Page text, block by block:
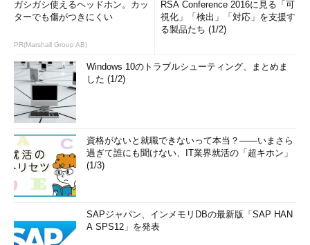
ガシガシ使えるヘッドホン。カッ
ターでも傷がつきにくい
PR(Marshall Group AB)
RSA Conference 2016に見る「可
視化」「検出」「対応」を支援す
る製品たち (1/2)
Windows 10のトラブルシューティング、まとめま
した (1/2)
資格がないと就職できないって本当？――いまさら
過ぎて誰にも聞けない、IT業界就活の「超キホン」
(1/3)
SAPジャパン、インメモリDBの最新版「SAP HAN
A SPS12」を発表